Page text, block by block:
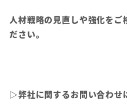
人材戦略の見直しや強化を
ださい。
▷弊社に関するお問い合わせ